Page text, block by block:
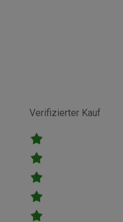
Verifizierter Kauf